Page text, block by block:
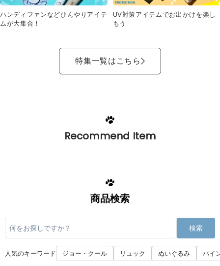
ハンディファンなどひんやりアイテ
ムが大集合！
UV対策アイテムでお出かけを楽し
もう
特集一覧はこちら
Recommend Item
商品検索
検索
人気のキーワード ジョー・クール リュック ぬいぐるみ パイ